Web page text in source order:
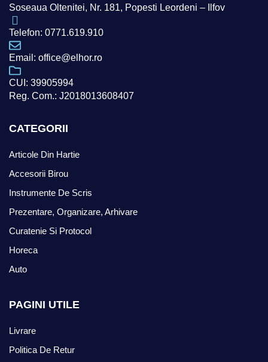
Soseaua Oltenitei, Nr. 181, Popesti Leordeni – Ilfov
Telefon: 0771.619.910
Email: office@elhor.ro
CUI: 39905994
Reg. Com.: J2018013608407
CATEGORII
Articole Din Hartie
Accesorii Birou
Instrumente De Scris
Prezentare, Organizare, Arhivare
Curatenie Si Protocol
Horeca
Auto
PAGINI UTILE
Livrare
Politica De Retur